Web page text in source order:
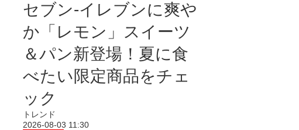
セブン‐イレブンに爽や
か「レモン」スイーツ
＆パン新登場！夏に食
べたい限定商品をチェ
ック
トレンド
2026-08-03 11:30